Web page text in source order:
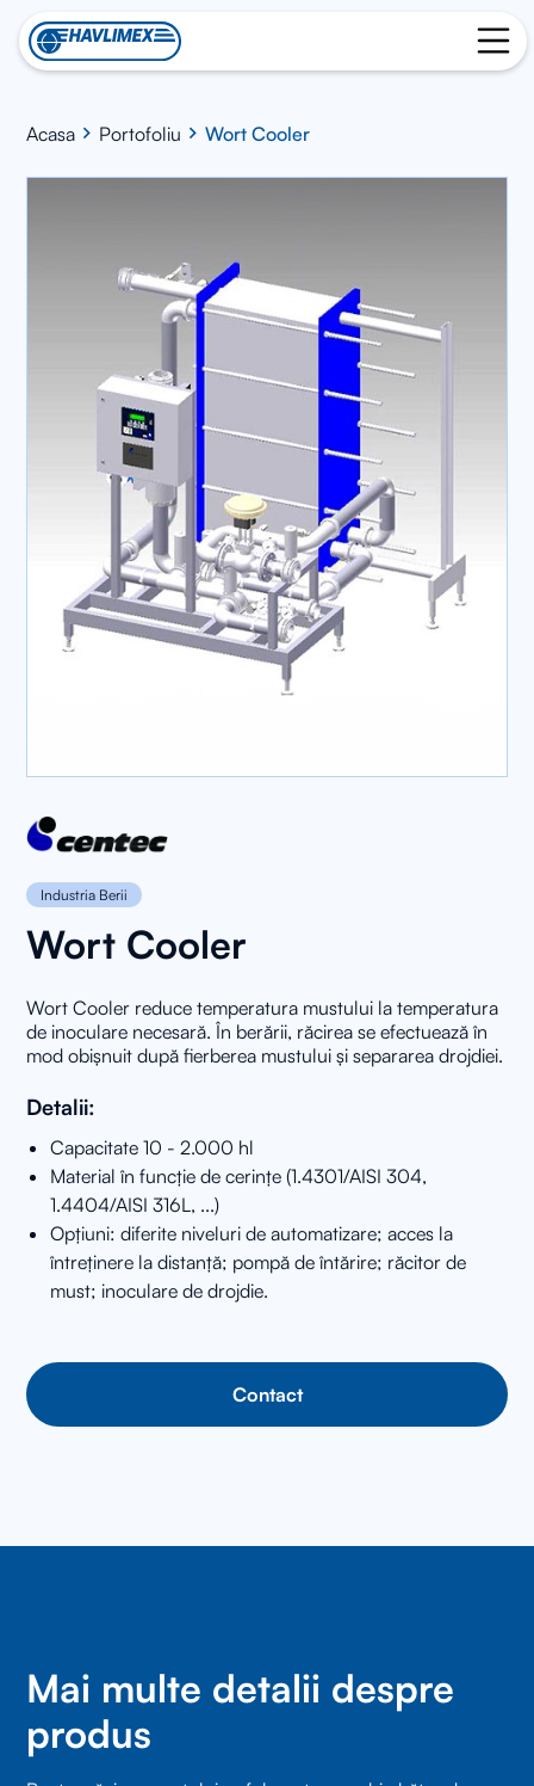
Acasa Portofoliu Wort Cooler
Industria Berii
Wort Cooler
Wort Cooler reduce temperatura mustului la temperatura
de inoculare necesară. În berării, răcirea se efectuează în
mod obișnuit după fierberea mustului și separarea drojdiei.
Detalii:
Capacitate 10 - 2.000 hl
Material în funcție de cerințe (1.4301/AISI 304,
1.4404/AISI 316L, ...)
Opțiuni: diferite niveluri de automatizare; acces la
întreținere la distanță; pompă de întărire; răcitor de
must; inoculare de drojdie.
Contact
Mai multe detalii despre
produs